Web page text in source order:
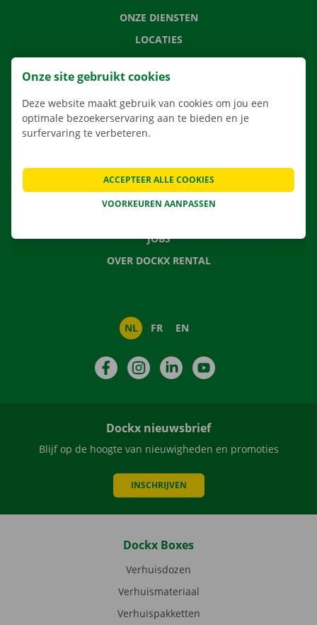
ONZE DIENSTEN
LOCATIES
APP
VERHUISOPLOSSINGEN
VEELGESTELDE VRAGEN
NIEUWS
JOBS
OVER DOCKX RENTAL
NL FR EN
FacebookInstagramLinkedIn
Dockx nieuwsbrief
Blijf op de hoogte van nieuwigheden en promoties
INSCHRIJVEN
Dockx Boxes
Verhuisdozen
Verhuismateriaal
Verhuispakketten
Onze site gebruikt cookies
Deze website maakt gebruik van cookies om jou een
optimale bezoekerservaring aan te bieden en je
surfervaring te verbeteren.
VOORKEUREN AANPASSEN
ACCEPTEER ALLE COOKIES